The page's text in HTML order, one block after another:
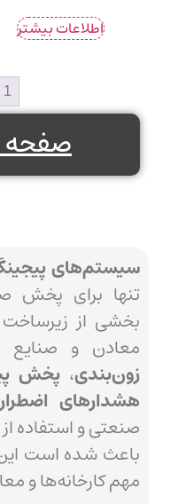
اطلاعات بیشتر
1
صفحه
سیستم‌های
تنها برای پخش
بخشی از زیرساخت
معادن و
زون‌بندی،پخش
هشدارهای
صنعتی و استفاده از
باعث شده است
مهم کارخانه‌ها و